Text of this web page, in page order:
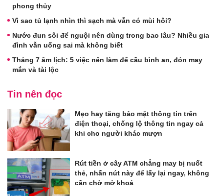
phong thủy
Vì sao tủ lạnh nhìn thì sạch mà vẫn có mùi hôi?
Nước đun sôi để nguội nên dùng trong bao lâu? Nhiều gia
đình vẫn uống sai mà không biết
Tháng 7 âm lịch: 5 việc nên làm để cầu bình an, đón may
mắn và tài lộc
Tin nên đọc
Mẹo hay tăng bảo mật thông tin trên
điện thoại, chống lộ thông tin ngay cả
khi cho người khác mượn
Rút tiền ở cây ATM chẳng may bị nuốt
thẻ, nhấn nút này để lấy lại ngay, không
cần chờ mở khoá